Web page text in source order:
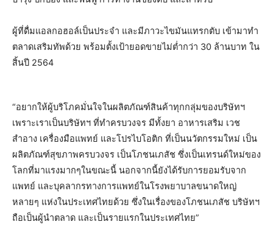
ผู้ที่ดื่มแอลกอฮอล์เป็นประจำ และมีภาวะไขมันแทรกตับ เข้ามาทำ
ตลาดเสริมทัพด้วย พร้อมตั้งเป้ายอดขายไม่ต่ำกว่า 30 ล้านบาท ใน
สิ้นปี 2564
​“อยากให้ผู้บริโภคมั่นใจในผลิตภัณฑ์สินค้าทุกกลุ่มของบริษัทฯ
เพราะเราเป็นบริษัทฯ ที่ทำครบวงจร มีทั้งยา อาหารเสริม เวช
สำอาง เครื่องมือแพทย์ และโปรไบโอติก ที่เป็นนวัตกรรมใหม่ เป็น
ผลิตภัณฑ์สุขภาพครบวงจร เป็นโภชนเภสัช ซึ่งเป็นเทรนด์ใหม่ของ
โลกที่มาแรงมากๆในขณะนี้ นอกจากนี้ยังได้รับการยอมรับจาก
แพทย์ และบุคลากรทางการแพทย์ในโรงพยาบาลขนาดใหญ่
หลายๆ แห่งในประเทศไทยด้วย ซึ่งในเรื่องของโภชนเภสัช บริษัทฯ
ถือเป็นผู้นำตลาด และเป็นรายแรกในประเทศไทย”